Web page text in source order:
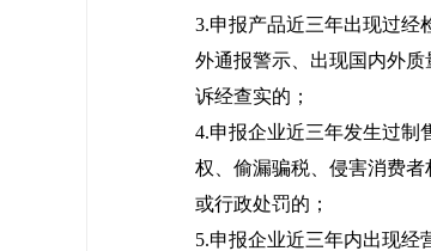
3.申报产品近三年出现过经
外通报警示、出现国内外
诉经查实的；
4.申报企业近三年发生过制
权、偷漏骗税、侵害消费
或行政处罚的；
5.申报企业近三年内出现经